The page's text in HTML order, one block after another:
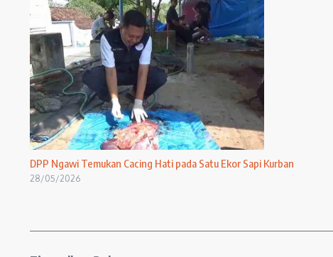
DPP Ngawi Temukan Cacing Hati pada Satu Ekor Sapi Kurban
28/05/2026